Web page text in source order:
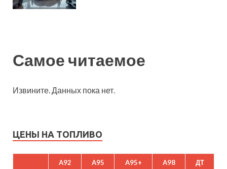
Самое читаемое
Извините. Данных пока нет.
ЦЕНЫ НА ТОПЛИВО
A92 A95 A95+ A98 ДТ